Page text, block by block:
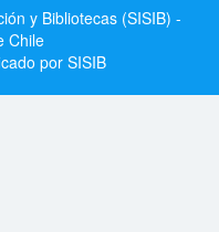
y Bibliotecas (SISIB) -
Chile
por SISIB